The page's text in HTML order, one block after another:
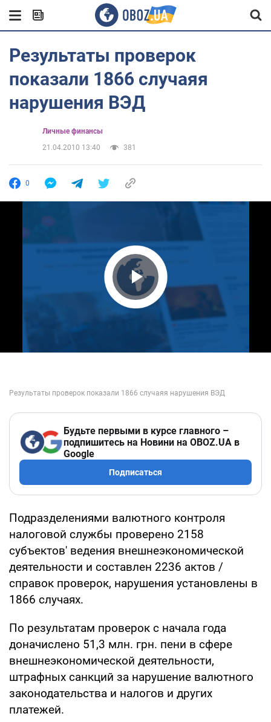
Результаты проверок
показали 1866 случаяя
нарушения ВЭД
Личные финансы
21.04.2010 13:40
381
0
Play Video
Будьте первыми в курсе главного –
подпишитесь на Новини на OBOZ.UA в
Google
Подписаться
Подразделениями валютного контроля
налоговой службы проверено 2158
субъектов' ведения внешнеэкономической
деятельности и составлен 2236 актов /
справок проверок, нарушения установлены в
1866 случаях.
По результатам проверок с начала года
доначислено 51,3 млн. грн. пени в сфере
внешнеэкономической деятельности,
штрафных санкций за нарушение валютного
законодательства и налогов и других
платежей.